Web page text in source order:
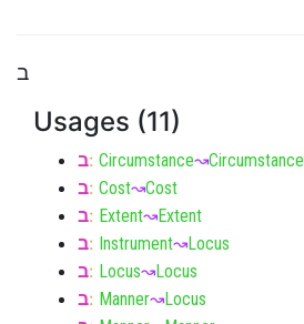
ב
Usages (11)
ב: Circumstance↝Circumstance
ב: Cost↝Cost
ב: Extent↝Extent
ב: Instrument↝Locus
ב: Locus↝Locus
ב: Manner↝Locus